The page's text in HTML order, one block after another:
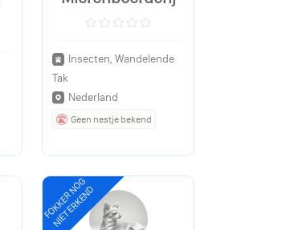
Insecten, Wandelende
Tak
Nederland
Geen nestje bekend
FOKKER NOG
NIET ERKEND